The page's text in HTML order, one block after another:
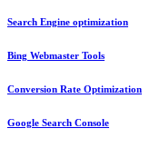
Search Engine optimization
Bing Webmaster Tools
Conversion Rate Optimization
Google Search Console